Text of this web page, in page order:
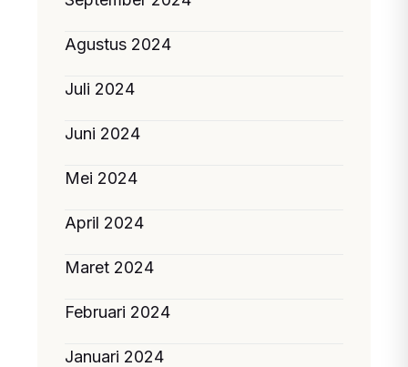
Agustus 2024
Juli 2024
Juni 2024
Mei 2024
April 2024
Maret 2024
Februari 2024
Januari 2024